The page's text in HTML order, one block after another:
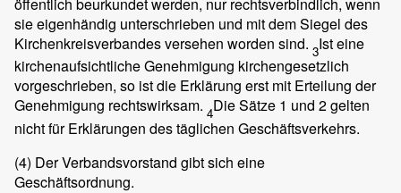
öffentlich beurkundet werden, nur rechtsverbindlich, wenn
sie eigenhändig unterschrieben und mit dem Siegel des
Kirchenkreisverbandes versehen worden sind. 3Ist eine
kirchenaufsichtliche Genehmigung kirchengesetzlich
vorgeschrieben, so ist die Erklärung erst mit Erteilung der
Genehmigung rechtswirksam. 4Die Sätze 1 und 2 gelten
nicht für Erklärungen des täglichen Geschäftsverkehrs.
(4) Der Verbandsvorstand gibt sich eine
Geschäftsordnung.